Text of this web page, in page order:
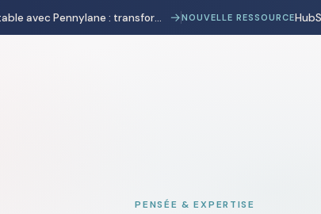
Automatisation comptable avec Pennylane : transformer la charge administrative en avantage stratégique →NOUVELLE RESSOURCE
PENSÉE & EXPERTISE